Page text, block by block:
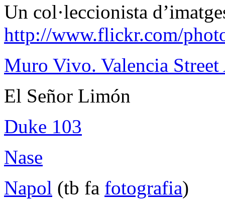
Un col·leccionista
http://www.flickr.com/
Muro Vivo. Valencia
El Señor Limón
Duke 103
Nase
Napol (tb fa fotografia)